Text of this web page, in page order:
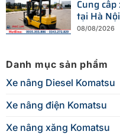
Cung
tại Hà
08/08/2026
Danh mục sản phẩm
Xe nâng Diesel Komatsu
Xe nâng điện Komatsu
Xe nâng xăng Komatsu